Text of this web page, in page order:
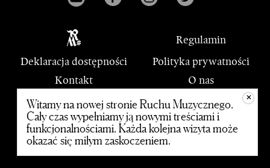
Regulamin
Deklaracja dostępności
Polityka prywatności
Kontakt
O nas
PWM
© 2020 Polskie Wydawnictwo Muzyczne
+
Witamy na nowej stronie Ruchu Muzycznego.
Cały czas wypełniamy ją nowymi treściami i
funkcjonalnościami. Każda kolejna wizyta może
okazać się miłym zaskoczeniem.